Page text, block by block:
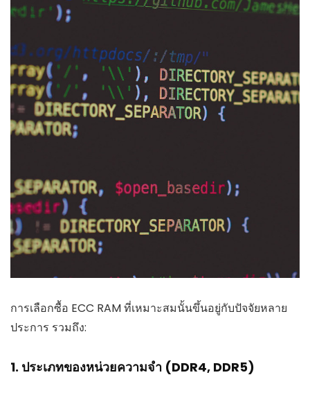
การเลือกซื้อ ECC RAM ที่เหมาะสมนั้นขึ้นอยู่กับปัจจัยหลาย
ประการ รวมถึง:
1. ประเภทของหน่วยความจำ (DDR4, DDR5)